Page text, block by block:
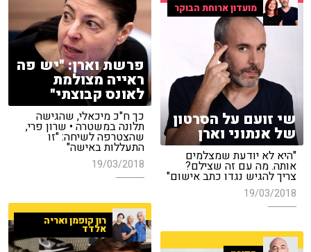
פרשת וארן: "יש פה
ראייה מצולמת
לאונס קבוצתי"
כך ח"כ מיכאלי, שהגישה
תלונה במשטרה • שרון פרי,
שהצטרפה לשיחה: "זו
התעללות באישה"
19/03/2018
מועדון ארוחת הבוקר
שי זועם על הסרטון
של אנתוני וארן
"היא לא יודעת שמצלמים
אותה. מה עם זה שצילם?
צריך להגיש נגדו כתב אישום"
19/03/2018
רון קופמן ואריה
אלדד